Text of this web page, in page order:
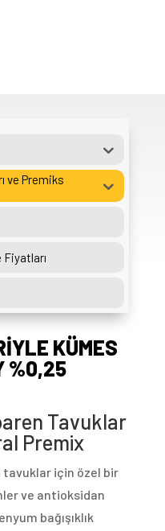
ve Premiks
Fiyatları
KÜMES
%0,25
Tavuklar
Premix
tavuklar için özel bir
ve antioksidan
bağışıklık